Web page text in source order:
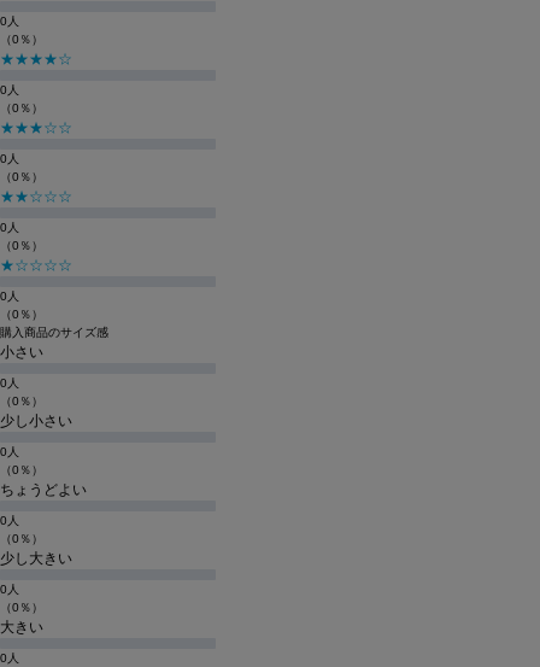
0人
（0％）
★★★★☆
0人
（0％）
★★★☆☆
0人
（0％）
★★☆☆☆
0人
（0％）
★☆☆☆☆
0人
（0％）
購入商品のサイズ感
小さい
0人
（0％）
少し小さい
0人
（0％）
ちょうどよい
0人
（0％）
少し大きい
0人
（0％）
大きい
0人